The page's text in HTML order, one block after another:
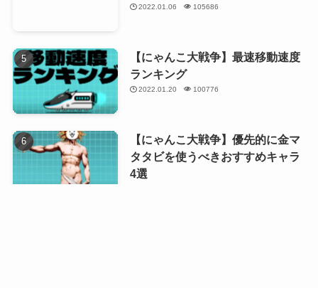
2022.01.06 105686
【にゃんこ大戦争】最速移動速度
ランキング
2022.01.20 100776
【にゃんこ大戦争】優先的に金マ
タタビを使うべきおすすめキャラ
4選